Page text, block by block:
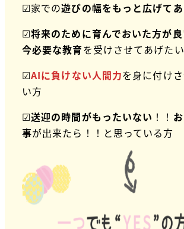
☑家での遊びの幅をもっと広げて
☑将来のために育んでおいた方が
今必要な教育を受けさせてあげた
☑AIに負けない人間力を身に付け
い方
☑送迎の時間がもったいない ！！
事が出来たら！！と思っている方